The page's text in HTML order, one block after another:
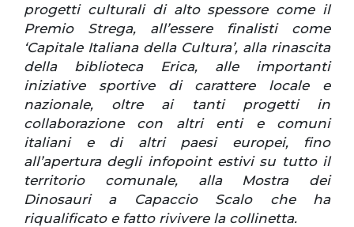
progetti culturali di alto spessore come il
Premio Strega, all’essere finalisti come
‘Capitale Italiana della Cultura’, alla rinascita
della biblioteca Erica, alle importanti
iniziative sportive di carattere locale e
nazionale, oltre ai tanti progetti in
collaborazione con altri enti e comuni
italiani e di altri paesi europei, fino
all’apertura degli infopoint estivi su tutto il
territorio comunale, alla Mostra dei
Dinosauri a Capaccio Scalo che ha
riqualificato e fatto rivivere la collinetta.